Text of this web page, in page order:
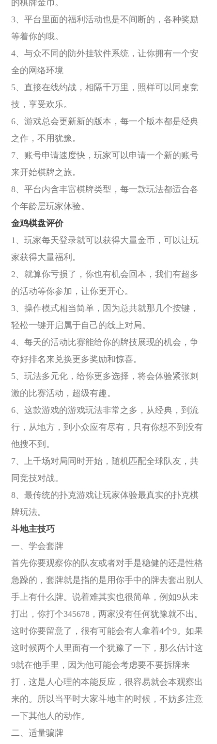
的棋牌金币。
3、平台里面的福利活动也是不间断的，各种奖励
等着你的哦。
4、与众不同的防外挂软件系统，让你拥有一个安
全的网络环境
5、直接在线约战，相隔千万里，照样可以同桌竞
技，享受欢乐。
6、游戏总会更新新的版本，每一个版本都是经典
之作，不用犹豫。
7、账号申请速度快，玩家可以申请一个新的账号
来开始棋牌之旅。
8、平台内含丰富棋牌类型，每一款玩法都适合各
个年龄层玩家体验。
金鸡棋盘评价
1、玩家每天登录就可以获得大量金币，可以让玩
家获得大量福利。
2、就算你亏损了，你也有机会回本，我们有超多
的活动等你参加，让你更开心。
3、操作模式相当简单，因为总共就那几个按键，
轻松一键开启属于自己的线上对局。
4、每天的活动比赛能给你的牌技展现的机会，争
夺好排名来兑换更多奖励和惊喜。
5、玩法多元化，给你更多选择，将会体验紧张刺
激的比赛活动，超级有趣。
6、这款游戏的游戏玩法非常之多，从经典，到流
行，从地方，到小众应有尽有，只有你想不到没有
他搜不到。
7、上千场对局同时开始，随机匹配全球队友，共
同竞技对战。
8、最传统的扑克游戏让玩家体验最真实的扑克棋
牌玩法。
斗地主技巧
一、学会套牌
首先你要观察你的队友或者对手是稳健的还是性格
急躁的，套牌就是指的是用你手中的牌去套出别人
手上有什么牌。说着难其实也很简单，例如9从未
打出，你打个345678，两家没有任何犹豫就不出。
这时你要留意了，很有可能会有人拿着4个9。如果
这时候两个人里面有一个犹豫了一下，那么估计这
9就在他手里，因为他可能会考虑要不要拆牌来
打，这是人心理的本能反应，很容易就会本观察出
来的。所以当平时大家斗地主的时候，不妨多注意
一下其他人的动作。
二、适量骗牌